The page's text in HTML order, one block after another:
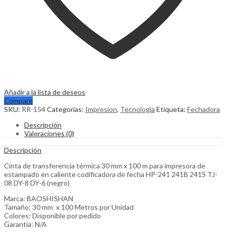
Añadir a la lista de deseos
Compare
SKU: RR-154Categorías: Impresion, Tecnologia Etiqueta: Fechadora
Descripción
Valoraciones (0)
Descripción
Cinta de transferencia térmica 30 mm x 100 m para impresora de
estampado en caliente codificadora de fecha HP-241 241B 241S TJ-
08 DY-8 DY-6 (negro)
Marca: BAOSHISHAN
Tamaño: 30 mm x 100 Metros por Unidad
Colores: Disponible por pedido
Garantía: N/A